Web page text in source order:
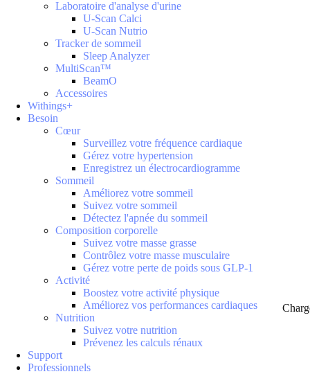
Laboratoire d'analyse d'urine
U-Scan Calci
U-Scan Nutrio
Tracker de sommeil
Sleep Analyzer
MultiScan™
BeamO
Accessoires
Withings+
Besoin
Cœur
Surveillez votre fréquence cardiaque
Gérez votre hypertension
Enregistrez un électrocardiogramme
Sommeil
Améliorez votre sommeil
Suivez votre sommeil
Détectez l'apnée du sommeil
Composition corporelle
Suivez votre masse grasse
Contrôlez votre masse musculaire
Gérez votre perte de poids sous GLP-1
Activité
Boostez votre activité physique
Améliorez vos performances cardiaques
Nutrition
Suivez votre nutrition
Prévenez les calculs rénaux
Support
Professionnels